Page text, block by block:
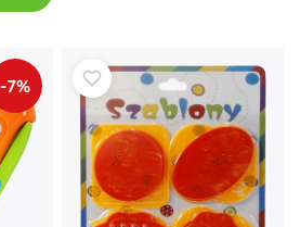
-7%